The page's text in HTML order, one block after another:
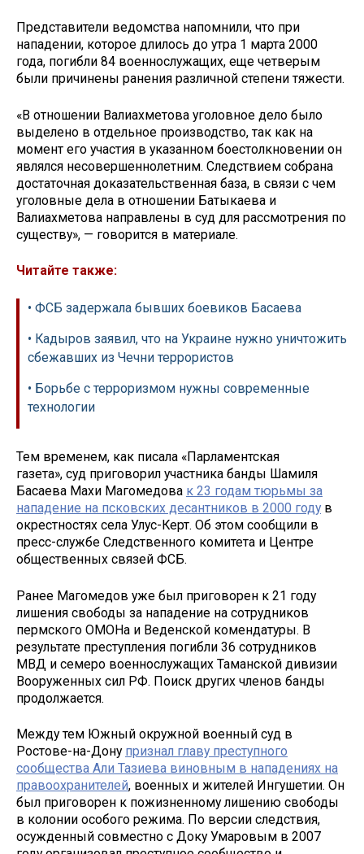
Представители ведомства напомнили, что при
нападении, которое длилось до утра 1 марта 2000
года, погибли 84 военнослужащих, еще четверым
были причинены ранения различной степени тяжести.
«В отношении Валиахметова уголовное дело было
выделено в отдельное производство, так как на
момент его участия в указанном боестолкновении он
являлся несовершеннолетним. Следствием собрана
достаточная доказательственная база, в связи с чем
уголовные дела в отношении Батыкаева и
Валиахметова направлены в суд для рассмотрения по
существу», — говорится в материале.
Читайте также:
• ФСБ задержала бывших боевиков Басаева
• Кадыров заявил, что на Украине нужно уничтожить
сбежавших из Чечни террористов
• Борьбе с терроризмом нужны современные
технологии
Тем временем, как писала «Парламентская
газета», суд приговорил участника банды Шамиля
Басаева Махи Магомедова к 23 годам тюрьмы за
нападение на псковских десантников в 2000 году в
окрестностях села Улус-Керт. Об этом сообщили в
пресс-службе Следственного комитета и Центре
общественных связей ФСБ.
Ранее Магомедов уже был приговорен к 21 году
лишения свободы за нападение на сотрудников
пермского ОМОНа и Веденской комендатуры. В
результате преступления погибли 36 сотрудников
МВД и семеро военнослужащих Таманской дивизии
Вооруженных сил РФ. Поиск других членов банды
продолжается.
Между тем Южный окружной военный суд в
Ростове-на-Дону признал главу преступного
сообщества Али Тазиева виновным в нападениях на
правоохранителей, военных и жителей Ингушетии. Он
был приговорен к пожизненному лишению свободы
в колонии особого режима. По версии следствия,
осужденный совместно с Доку Умаровым в 2007